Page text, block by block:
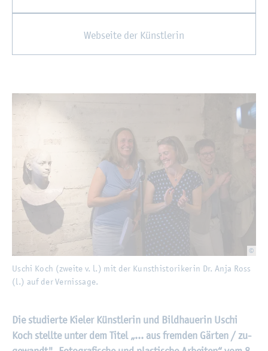
Web­sei­te der Künst­le­rin
©
Uschi Koch (zwei­te v. l.) mit der Kunst­his­to­ri­ke­rin Dr. Anja Ross
(l.) auf der Ver­nis­sa­ge.
Die stu­dier­te Kie­ler Künst­le­rin und Bild­haue­rin Uschi
Koch stell­te unter dem Titel „... aus frem­den Gär­ten / zu­